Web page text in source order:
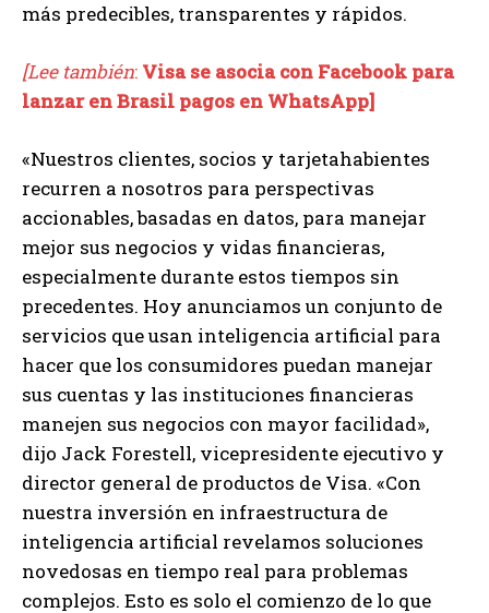
más predecibles, transparentes y rápidos.
[Lee también: Visa se asocia con Facebook para
lanzar en Brasil pagos en WhatsApp]
«Nuestros clientes, socios y tarjetahabientes
recurren a nosotros para perspectivas
accionables, basadas en datos, para manejar
mejor sus negocios y vidas financieras,
especialmente durante estos tiempos sin
precedentes. Hoy anunciamos un conjunto de
servicios que usan inteligencia artificial para
hacer que los consumidores puedan manejar
sus cuentas y las instituciones financieras
manejen sus negocios con mayor facilidad»,
dijo Jack Forestell, vicepresidente ejecutivo y
director general de productos de Visa. «Con
nuestra inversión en infraestructura de
inteligencia artificial revelamos soluciones
novedosas en tiempo real para problemas
complejos. Esto es solo el comienzo de lo que